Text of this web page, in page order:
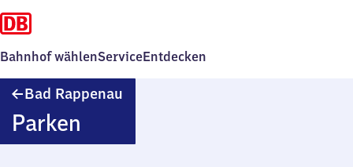
Bahnhof wählenServiceEntdecken
Bad Rappenau
Parken